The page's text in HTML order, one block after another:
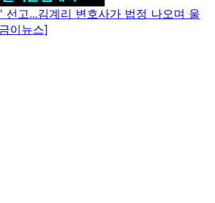
고...김계리 변호사가 법정 나오며 울
이뉴스]